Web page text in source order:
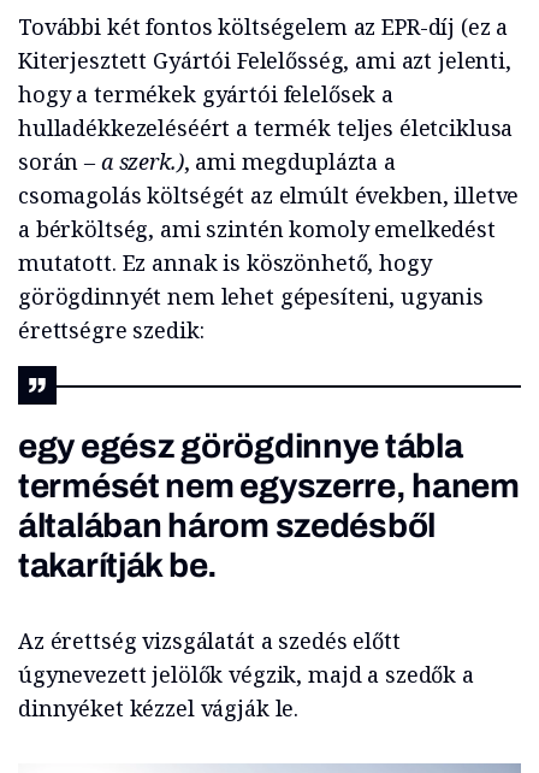
További két fontos költségelem az EPR-díj (ez a
Kiterjesztett Gyártói Felelősség, ami azt jelenti,
hogy a termékek gyártói felelősek a
hulladékkezeléséért a termék teljes életciklusa
során– a szerk.), ami megduplázta a
csomagolás költségét az elmúlt években, illetve
a bérköltség, ami szintén komoly emelkedést
mutatott. Ez annak is köszönhető, hogy
görögdinnyét nem lehet gépesíteni, ugyanis
érettségre szedik:
egy egész görögdinnye tábla
termését nem egyszerre, hanem
általában három szedésből
takarítják be.
Az érettség vizsgálatát a szedés előtt
úgynevezett jelölők végzik, majd a szedők a
dinnyéket kézzel vágják le.